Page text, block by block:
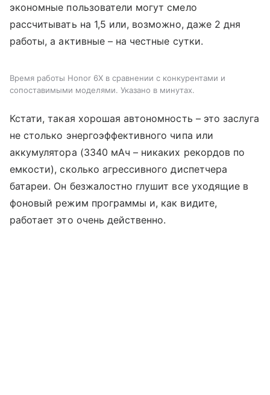
экономные пользователи могут смело
рассчитывать на 1,5 или, возможно, даже 2 дня
работы, а активные – на честные сутки.
Время работы Honor 6X в сравнении с конкурентами и
сопоставимыми моделями. Указано в минутах.
Кстати, такая хорошая автономность – это заслуга
не столько энергоэффективного чипа или
аккумулятора (3340 мАч – никаких рекордов по
емкости), сколько агрессивного диспетчера
батареи. Он безжалостно глушит все уходящие в
фоновый режим программы и, как видите,
работает это очень действенно.